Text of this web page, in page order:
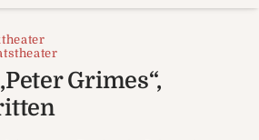
Grimes“,